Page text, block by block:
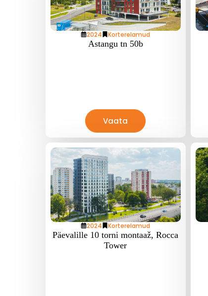
2024 Korterelamud
Astangu tn 50b
Vaata
2024 Korterelamud
Päevalille 10 torni montaaž, Rocca
Tower